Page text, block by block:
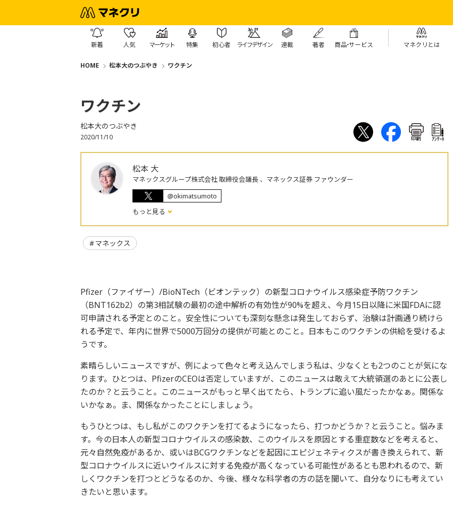
新着 人気 マーケット 特集 初心者 ライフデザイン 連載 著者 商品・サービス マネクリとは
HOME 松本大のつぶやき ワクチン
ワクチン
松本大のつぶやき
2020/11/10 印刷 ｱﾝｹｰﾄ
松本 大
マネックスグループ株式会社 取締役会議長 、マネックス証券 ファウンダー
@okimatsumoto
もっと見る
マネックス
Pfizer（ファイザー）/BioNTech（ビオンテック）の新型コロナウイルス感染症予防ワクチン
（BNT162b2）の第3相試験の最初の途中解析の有効性が90%を超え、今月15日以降に米国FDAに認
可申請される予定とのこと。安全性についても深刻な懸念は発生しておらず、治験は計画通り続けら
れる予定で、年内に世界で5000万回分の提供が可能とのこと。日本もこのワクチンの供給を受けるよ
うです。
素晴らしいニュースですが、例によって色々と考え込んでしまう私は、少なくとも2つのことが気にな
ります。ひとつは、PfizerのCEOは否定していますが、このニュースは敢えて大統領選のあとに公表し
たのか？と云うこと。このニュースがもっと早く出てたら、トランプに追い風だったかなぁ。関係な
いかなぁ。ま、関係なかったことにしましょう。
もうひとつは、もし私がこのワクチンを打てるようになったら、打つかどうか？と云うこと。悩みま
す。今の日本人の新型コロナウイルスの感染数、このウイルスを原因とする重症数などを考えると、
元々自然免疫があるか、或いはBCGワクチンなどを起因にエピジェネティクスが書き換えられて、新
型コロナウイルスに近いウイルスに対する免疫が高くなっている可能性があるとも思われるので、新
しくワクチンを打つとどうなるのか、今後、様々な科学者の方の話を聞いて、自分なりにも考えてい
きたいと思います。